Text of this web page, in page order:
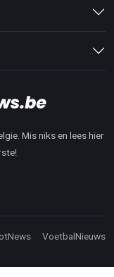
Mis niks en lees hier
VoetbalNieuws